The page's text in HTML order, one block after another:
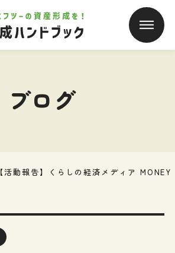
ブログ
【活動報告】くらしの経済メディア